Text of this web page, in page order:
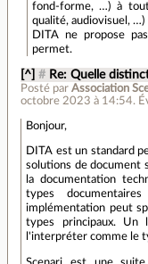
fond-forme, …) à tout
qualité, audiovisuel, …)
DITA ne propose
permet.
[^] # Re: Quelle
Posté parAssociation
octobre 2023 à 14:54.
Bonjour,
DITA est un standard
solutions de document
la documentation
types
implémentation peut
types principaux. Un
l'interpréter comme le